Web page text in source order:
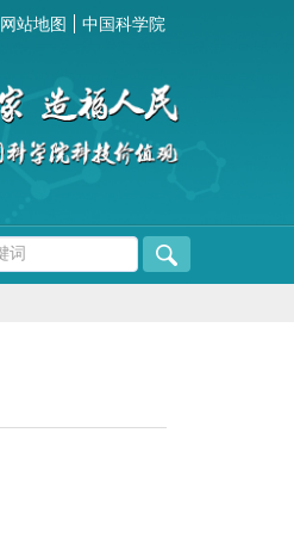
网站地图 中国科学院